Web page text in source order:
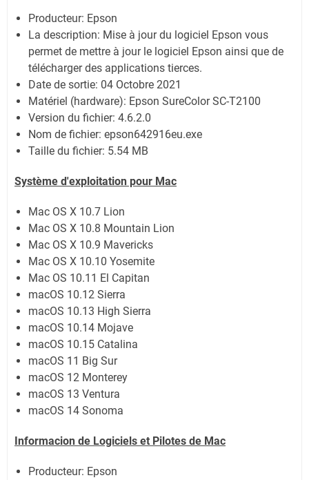
Producteur: Epson
La description: Mise à jour du logiciel Epson vous
permet de mettre à jour le logiciel Epson ainsi que de
télécharger des applications tierces.
Date de sortie: 04 Octobre 2021
Matériel (hardware): Epson SureColor SC-T2100
Version du fichier: 4.6.2.0
Nom de fichier: epson642916eu.exe
Taille du fichier: 5.54 MB
Système d'exploitation pour Mac
Mac OS X 10.7 Lion
Mac OS X 10.8 Mountain Lion
Mac OS X 10.9 Mavericks
Mac OS X 10.10 Yosemite
Mac OS 10.11 El Capitan
macOS 10.12 Sierra
macOS 10.13 High Sierra
macOS 10.14 Mojave
macOS 10.15 Catalina
macOS 11 Big Sur
macOS 12 Monterey
macOS 13 Ventura
macOS 14 Sonoma
Informacion de Logiciels et Pilotes de Mac
Producteur: Epson